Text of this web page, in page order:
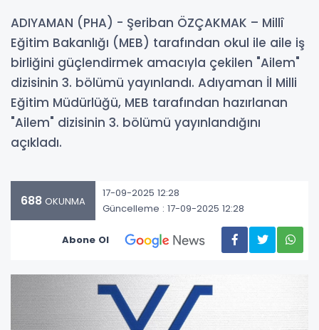
ADIYAMAN (PHA) - Şeriban ÖZÇAKMAK – Millî
Eğitim Bakanlığı (MEB) tarafından okul ile aile iş
birliğini güçlendirmek amacıyla çekilen "Ailem"
dizisinin 3. bölümü yayınlandı. Adıyaman İl Milli
Eğitim Müdürlüğü, MEB tarafından hazırlanan
"Ailem" dizisinin 3. bölümü yayınlandığını
açıkladı.
688 OKUNMA
17-09-2025 12:28
Güncelleme : 17-09-2025 12:28
Abone Ol